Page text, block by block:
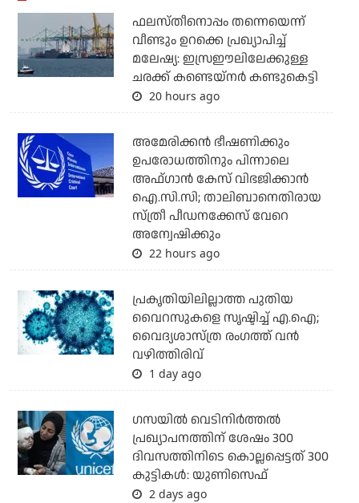
ഫലസ്തീനൊപ്പം തന്നെയെന്ന്
വീണ്ടും ഉറക്കെ പ്രഖ്യാപിച്ച്
മലേഷ്യ: ഇസ്രഈലിലേക്കുള്ള
ചരക്ക് കണ്ടെയ്‌നര്‍ കണ്ടുകെട്ടി
20 hours ago
അമേരിക്കന്‍ ഭീഷണിക്കും
ഉപരോധത്തിനും പിന്നാലെ
അഫ്ഗാന്‍ കേസ് വിഭജിക്കാന്‍
ഐ.സി.സി; താലിബാനെതിരായ
സ്ത്രീ പീഡനക്കേസ് വേറെ
അന്വേഷിക്കും
22 hours ago
പ്രകൃതിയിലില്ലാത്ത പുതിയ
വൈറസുകളെ സൃഷ്ടിച്ച് എ.ഐ;
വൈദ്യശാസ്ത്ര രംഗത്ത് വന്‍
വഴിത്തിരിവ്
1 day ago
ഗസയില്‍ വെടിനിര്‍ത്തല്‍
പ്രഖ്യാപനത്തിന് ശേഷം 300
ദിവസത്തിനിടെ കൊല്ലപ്പെട്ടത് 300
കുട്ടികള്‍: യുണിസെഫ്
2 days ago